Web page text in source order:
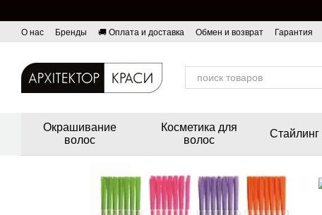
О нас Бренды 🚚 Оплата и доставка Обмен и возврат Гарантия
Окрашивание
волос
Косметика для
волос
Стайлинг